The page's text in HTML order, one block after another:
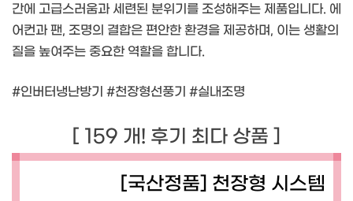
간에 고급스러움과 세련된 분위기를 조성해주는 제품입니다. 에
어컨과 팬, 조명의 결합은 편안한 환경을 제공하며, 이는 생활의
질을 높여주는 중요한 역할을 합니다.
#인버터냉난방기 #천장형선풍기 #실내조명
[ 159 개! 후기 최다 상품 ]
[국산정품] 천장형 시스템